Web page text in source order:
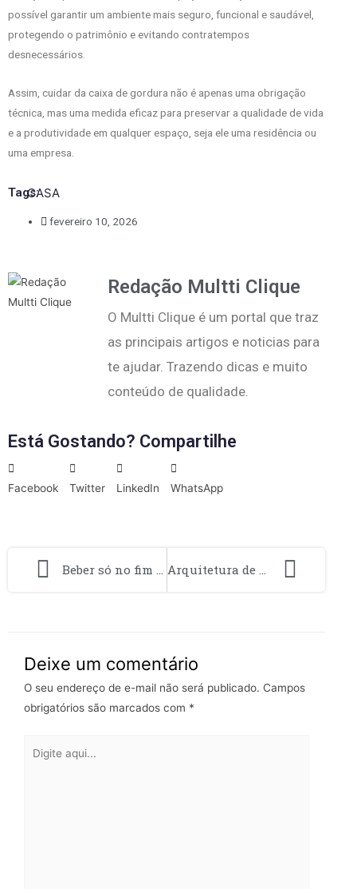
possível garantir um ambiente mais seguro, funcional e saudável,
protegendo o patrimônio e evitando contratempos
desnecessários.
Assim, cuidar da caixa de gordura não é apenas uma obrigação
técnica, mas uma medida eficaz para preservar a qualidade de vida
e a produtividade em qualquer espaço, seja ele uma residência ou
uma empresa.
Tags:CASA
fevereiro 10, 2026
Redação Multti Clique
O Multti Clique é um portal que traz
as principais artigos e noticias para
te ajudar. Trazendo dicas e muito
conteúdo de qualidade.
Está Gostando? Compartilhe
Facebook Twitter LinkedIn WhatsApp
Deixe um comentário
O seu endereço de e-mail não será publicado. Campos
obrigatórios são marcados com *